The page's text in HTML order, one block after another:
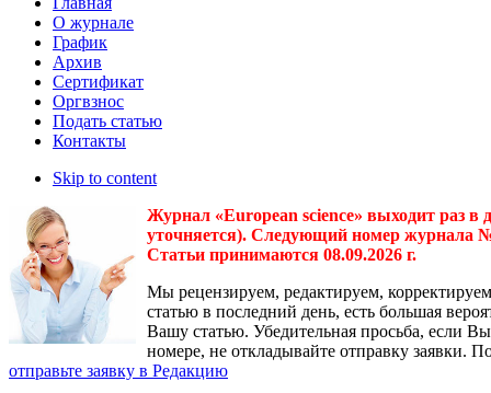
О журнале
График
Архив
Сертификат
Оргвзнос
Подать статью
Контакты
Skip to content
Журнал «European science» выходит раз в
уточняется). Следующий номер журнала №
Статьи принимаются 08.09.2026 г.
Мы рецензируем, редактируем,
статью в последний день, есть большая
Вашу статью. Убедительная просьба, если
номере, не откладывайте отправку заявки.
отправьте заявку в Редакцию